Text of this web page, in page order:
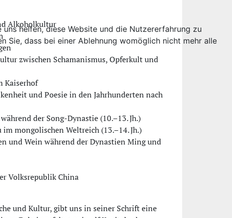
Alkoholkultur
zwischen Schamanismus, Opferkult und
Kaiserhof
und Poesie in den Jahrhunderten nach
der Song-Dynastie (10.–13. Jh.)
mongolischen Weltreich (13.–14. Jh.)
und Wein während der Dynastien Ming und
Volksrepublik China
und Kultur, gibt uns in seiner Schrift eine
helfen, diese Website und die Nutzererfahrung zu
Sie, dass bei einer Ablehnung womöglich nicht mehr alle